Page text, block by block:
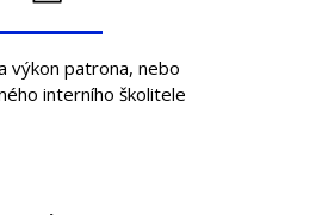
výkon patrona, nebo
interního školitele